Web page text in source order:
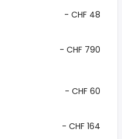
- CHF 48
- CHF 790
- CHF 60
- CHF 164